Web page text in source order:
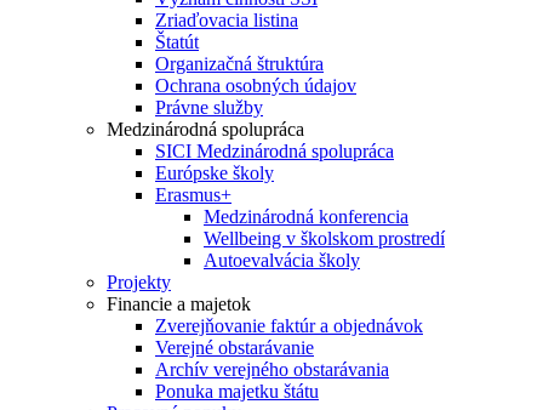
Zriaďovacia listina
Štatút
Organizačná štruktúra
Ochrana osobných údajov
Právne služby
Medzinárodná spolupráca
SICI Medzinárodná spolupráca
Európske školy
Erasmus+
Medzinárodná konferencia
Wellbeing v školskom prostredí
Autoevalvácia školy
Projekty
Financie a majetok
Zverejňovanie faktúr a objednávok
Verejné obstarávanie
Archív verejného obstarávania
Ponuka majetku štátu